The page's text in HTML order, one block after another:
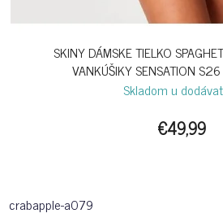
SKINY DÁMSKE TIELKO
VANKÚŠIKY SENSATION
Skladom u
€49,99
crabapple-a079